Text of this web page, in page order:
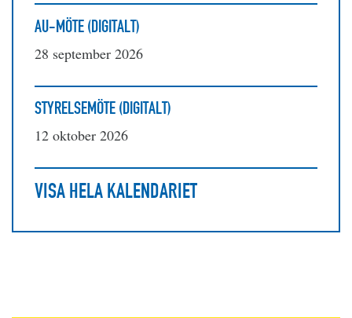
AU-MÖTE (DIGITALT)
28 september 2026
STYRELSEMÖTE (DIGITALT)
12 oktober 2026
VISA HELA KALENDARIET